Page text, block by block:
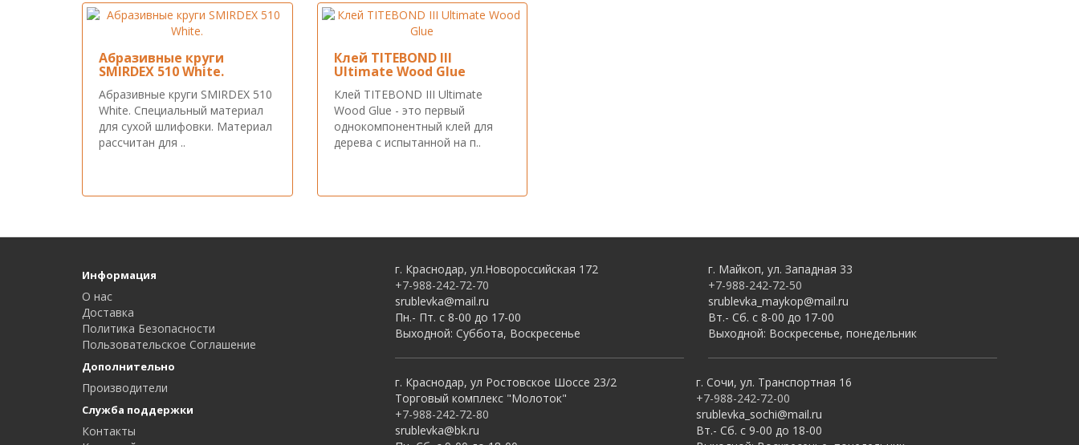
Абразивные круги
SMIRDEX 510 White.
Абразивные круги SMIRDEX 510
White. Специальный материал
для сухой шлифовки. Материал
рассчитан для ..
Клей TITEBOND III
Ultimate Wood Glue
Клей TITEBOND III Ultimate
Wood Glue - это первый
однокомпонентный клей для
дерева с испытанной на п..
Информация
О нас
Доставка
Политика Безопасности
Пользовательское Соглашение
Дополнительно
Производители
Служба поддержки
Контакты
г. Краснодар, ул.Новороссийская 172
+7-988-242-72-70
srublevka@mail.ru
Пн.- Пт. с 8-00 до 17-00
Выходной: Суббота, Воскресенье
г. Краснодар, ул Ростовское Шоссе 23/2
Торговый комплекс "Молоток"
+7-988-242-72-80
srublevka@bk.ru
г. Майкоп, ул. Западная 33
+7-988-242-72-50
srublevka_maykop@mail.ru
Вт.- Сб. с 8-00 до 17-00
Выходной: Воскресенье, понедельник
г. Сочи, ул. Транспортная 16
+7-988-242-72-00
srublevka_sochi@mail.ru
Вт.- Сб. с 9-00 до 18-00